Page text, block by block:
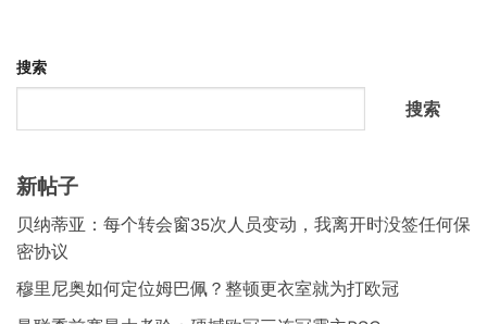
搜索
搜索
新帖子
贝纳蒂亚：每个转会窗35次人员变动，我离开时没签任何保
密协议
穆里尼奥如何定位姆巴佩？整顿更衣室就为打欧冠